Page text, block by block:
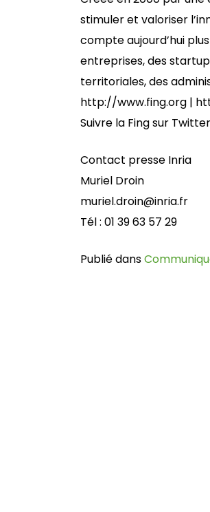
stimuler et valoriser
compte aujourd’hui
entreprises, des
territoriales, des
http://www.fing.org |
Suivre la Fing sur
Contact presse Inria
Muriel Droin
muriel.droin@inria.fr
Tél : 01 39 63 57 29
Publié dans